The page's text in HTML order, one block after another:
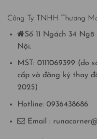
Công Ty TNHH Thương
Số 11 Ngách 34
Nội.
MST: 0111069399
cấp và đăng ký thay
2025)
Hotline: 0936438686
Email :